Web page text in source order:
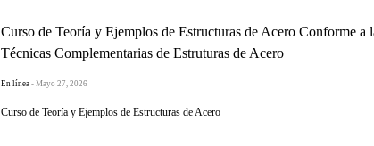
Curso de Teoría y Ejemplos de Estructuras de Acero Conforme a
Técnicas Complementarias de Estruturas de Acero
En línea - Mayo 27, 2026
Curso de Teoría y Ejemplos de Estructuras de Acero